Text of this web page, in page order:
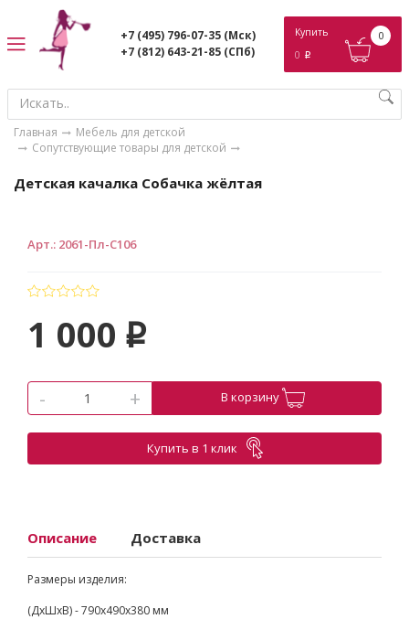
+7 (495) 796-07-35 (Мск)
+7 (812) 643-21-85 (СПб)
Купить
0 p
0
Главная
Мебель для детской
Сопутствующие товары для детской
Детская качалка Собачка жёлтая
Арт.: 2061-Пл-С106
1 000 p
- + В корзину
Купить в 1 клик
Описание Доставка
Размеры изделия:
(ДхШхВ) - 790x490x380 мм